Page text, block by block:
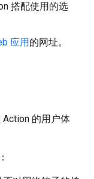
搭配使用的选
应用的网址。
的用户体